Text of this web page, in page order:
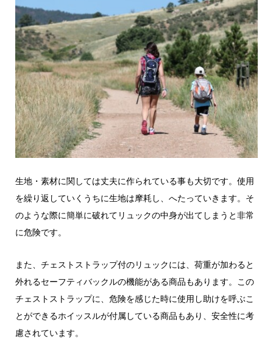
生地・素材に関しては丈夫に作られている事も大切です。使用
を繰り返していくうちに生地は摩耗し、へたっていきます。そ
のような際に簡単に破れてリュックの中身が出てしまうと非常
に危険です。
また、チェストストラップ付のリュックには、荷重が加わると
外れるセーフティバックルの機能がある商品もあります。この
チェストストラップに、危険を感じた時に使用し助けを呼ぶこ
とができるホイッスルが付属している商品もあり、安全性に考
慮されています。